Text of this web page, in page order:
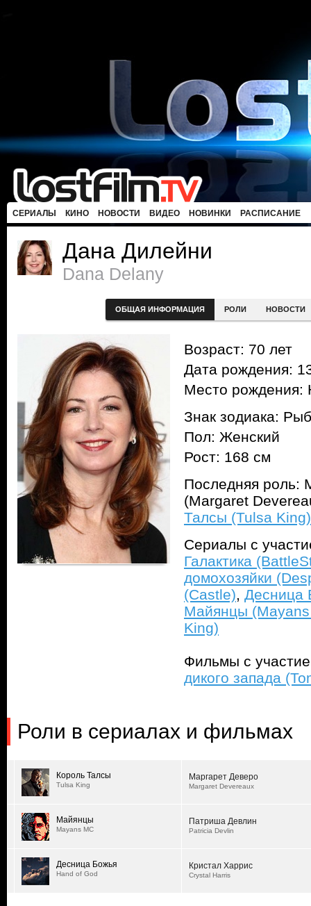
СЕРИАЛЫ КИНО НОВОСТИ ВИДЕО НОВИНКИ РАСПИСАНИЕ
Дана Дилейни
Dana Delany
ОБЩАЯ ИНФОРМАЦИЯ РОЛИ НОВОСТИ
Возраст: 70 лет
Дата рождения:
Место
Знак зодиака:
Пол: Женский
Рост: 168 см
Последняя роль:
(Margaret
Талсы (Tulsa King)
Сериалы с
Галактика
домохозяйки
(Castle), Десница
Майянцы
King)
Фильмы с
дикого запада
Роли в сериалах и фильмах
Король Талсы
Tulsa King
Маргарет Деверо
Margaret Devereaux
Майянцы
Mayans MC
Патриша Девлин
Patricia Devlin
Десница Божья
Hand of God
Кристал Харрис
Crystal Harris